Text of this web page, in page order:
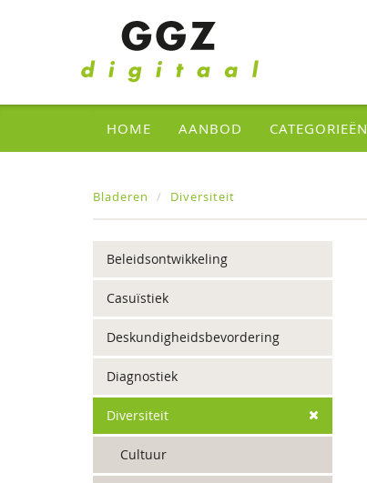
HOME AANBOD CATEGORIEËN
Bladeren Diversiteit
Beleidsontwikkeling
Casuïstiek
Deskundigheidsbevordering
Diagnostiek
Diversiteit
Cultuur